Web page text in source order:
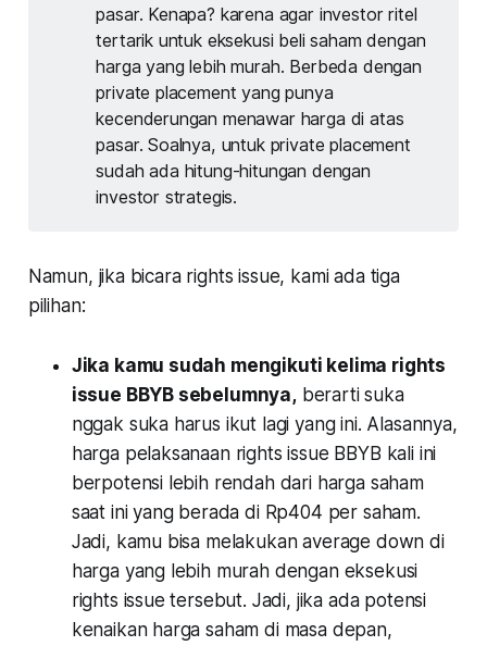
pasar. Kenapa? karena agar investor ritel
tertarik untuk eksekusi beli saham dengan
harga yang lebih murah. Berbeda dengan
private placement yang punya
kecenderungan menawar harga di atas
pasar. Soalnya, untuk private placement
sudah ada hitung-hitungan dengan
investor strategis.
Namun, jika bicara rights issue, kami ada tiga
pilihan:
Jika kamu sudah mengikuti kelima rights
issue BBYB sebelumnya,berarti suka
nggak suka harus ikut lagi yang ini. Alasannya,
harga pelaksanaan rights issue BBYB kali ini
berpotensi lebih rendah dari harga saham
saat ini yang berada di Rp404 per saham.
Jadi, kamu bisa melakukan average down di
harga yang lebih murah dengan eksekusi
rights issue tersebut. Jadi, jika ada potensi
kenaikan harga saham di masa depan,